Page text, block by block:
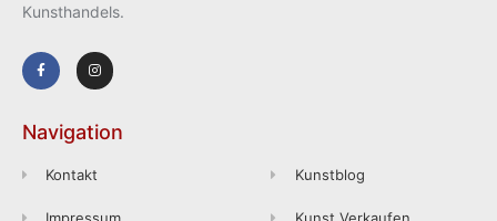
Kunsthandels.
Navigation
Kontakt Kunstblog